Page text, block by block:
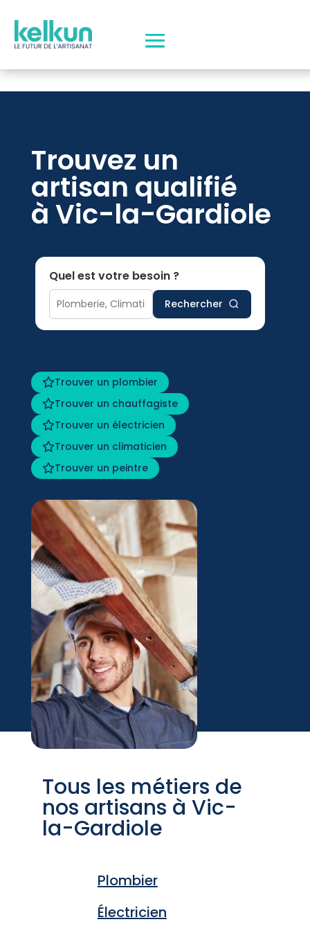
Trouvez un
artisan qualifié
à Vic-la-Gardiole
Quel est votre besoin ?
Rechercher
Trouver un plombier
Trouver un chauffagiste
Trouver un électricien
Trouver un climaticien
Trouver un peintre
Tous les métiers de
nos artisans à Vic-
la-Gardiole
Plombier
Électricien